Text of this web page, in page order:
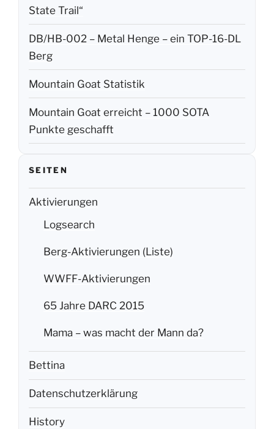
State Trail“
DB/HB-002 – Metal Henge – ein TOP-16-DL
Berg
Mountain Goat Statistik
Mountain Goat erreicht – 1000 SOTA
Punkte geschafft
SEITEN
Aktivierungen
Logsearch
Berg-Aktivierungen (Liste)
WWFF-Aktivierungen
65 Jahre DARC 2015
Mama – was macht der Mann da?
Bettina
Datenschutzerklärung
History